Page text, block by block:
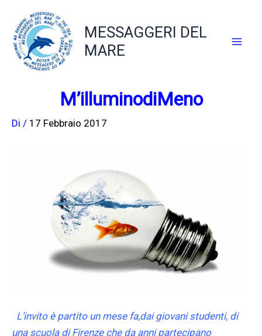
contenuto
MESSAGGERI DEL
MARE
M’illuminodiMeno
Di / 17 Febbraio 2017
L’invito è partito un mese fa,dai giovani studenti, di
una scuola di Firenze che da anni partecipano